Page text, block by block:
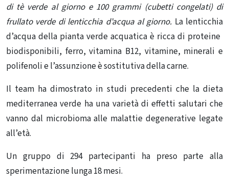
di tè verde al giorno e 100 grammi (cubetti congelati) di
frullato verde di lenticchia d’acqua al giorno. La lenticchia
d’acqua della pianta verde acquatica è ricca di proteine ​​
biodisponibili, ferro, vitamina B12, vitamine, minerali e
polifenoli e l’assunzione è sostitutiva della carne.
Il team ha dimostrato in studi precedenti che la dieta
mediterranea verde ha una varietà di effetti salutari che
vanno dal microbioma alle malattie degenerative legate
all’età.
Un gruppo di 294 partecipanti ha preso parte alla
sperimentazione lunga 18 mesi.